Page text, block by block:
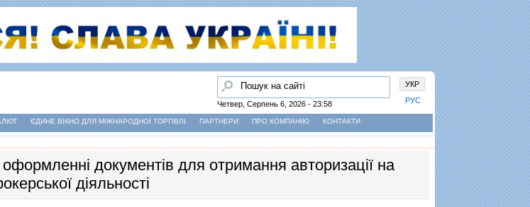
УКР
РУС
Пошук
Четвер, Серпень 6, 2026 - 23:58
ЄДИНЕ ВІКНО ДЛЯ МІЖНАРОДНОЇ ТОРГІВЛІ ПАРТНЕРИ ПРО КОМПАНІЮ КОНТАКТИ
документів для отримання авторизації на
діяльності